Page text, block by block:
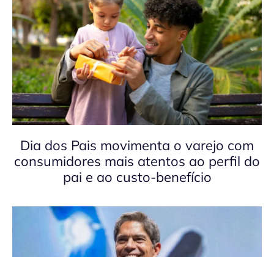
Dia dos Pais movimenta o varejo com
consumidores mais atentos ao perfil do
pai e ao custo-benefício